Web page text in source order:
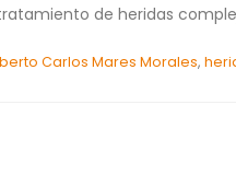
de heridas
Carlos Mares Morales,